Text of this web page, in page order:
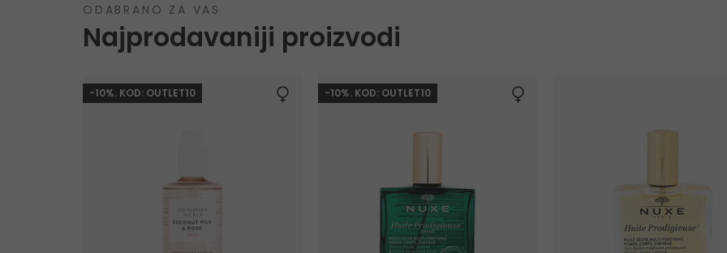
ODABRANO ZA VAS
Najprodavaniji proizvodi
-10%. KOD: OUTLET10 -10%. KOD: OUTLET10